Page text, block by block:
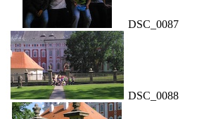
DSC_0087
DSC_0088